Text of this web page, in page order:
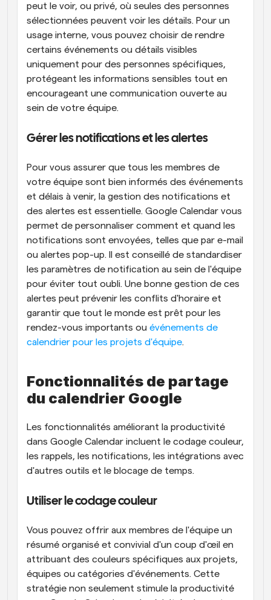
peut le voir, ou privé, où seules des personnes
sélectionnées peuvent voir les détails. Pour un
usage interne, vous pouvez choisir de rendre
certains événements ou détails visibles
uniquement pour des personnes spécifiques,
protégeant les informations sensibles tout en
encourageant une communication ouverte au
sein de votre équipe.
Gérer les notifications et les alertes
Pour vous assurer que tous les membres de
votre équipe sont bien informés des événements
et délais à venir, la gestion des notifications et
des alertes est essentielle. Google Calendar vous
permet de personnaliser comment et quand les
notifications sont envoyées, telles que par e-mail
ou alertes pop-up. Il est conseillé de standardiser
les paramètres de notification au sein de l'équipe
pour éviter tout oubli. Une bonne gestion de ces
alertes peut prévenir les conflits d'horaire et
garantir que tout le monde est prêt pour les
rendez-vous importants ou événements de
calendrier pour les projets d'équipe.
Fonctionnalités de partage
du calendrier Google
Les fonctionnalités améliorant la productivité
dans Google Calendar incluent le codage couleur,
les rappels, les notifications, les intégrations avec
d'autres outils et le blocage de temps.
Utiliser le codage couleur
Vous pouvez offrir aux membres de l'équipe un
résumé organisé et convivial d'un coup d'œil en
attribuant des couleurs spécifiques aux projets,
équipes ou catégories d'événements. Cette
stratégie non seulement stimule la productivité